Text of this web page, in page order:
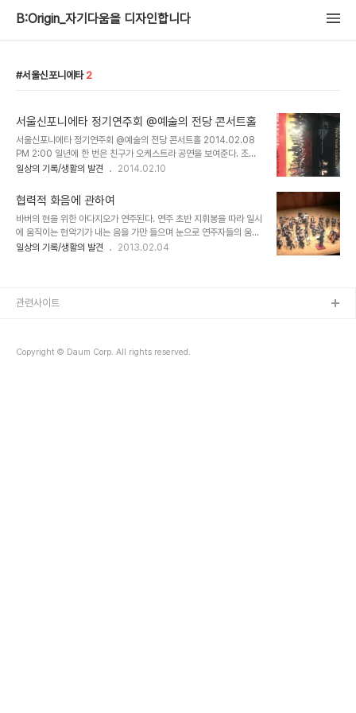
B:Origin_자기다움을 디자인합니다
서울신포니에타 2
서울신포니에타 정기연주회 @예술의 전당 콘서트홀
서울신포니에타 정기연주회 @예술의 전당 콘서트홀 2014.02.08
PM 2:00 일년에 한 번은 친구가 오케스트라 공연을 보여준다. 조율
의 시간을 견디면 이윽고 풍성한 음이 콘서트 홀을 가득 메운다. 바로
서 무려 3인분을 시켜먹는다. 하루종일 눈이 싸락싸락했다. 따듯한 뱅
쇼 한자에 계피막대기를 저어가며 끈적한 뱅쇼를 마신다. 시간이 갈수
록 입술도 검붉어지고, 사락눈덩이는 굵어졌다.
일상의 기록/생활의 발견 2014.02.10
협력적 화음에 관하여
바버의 현을 위한 아다지오가 연주된다. 연주 초반 지휘봉을 따라 일시
에 움직이는 현악기가 내는 음을 가만 들으며 눈으로 연주자들의 움직
임을 따라가고 있었다. 현을 켜느라 분주한 현악파트 넘어 맨 뒤 가운
을 할까. 이런 생각을 하다 보니 움직임 없는 관악기 파트가 보인다. 그
지휘봉 끝을 보며 ..
일상의 기록/생활의 발견 2013.02.04
Copyright © Daum Corp. All rights reserved.
관련사이트